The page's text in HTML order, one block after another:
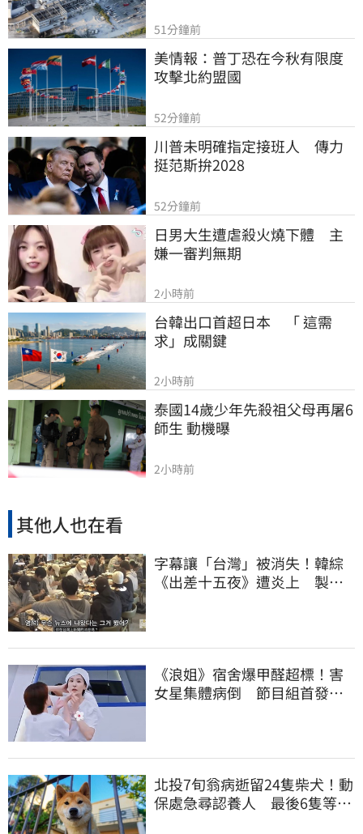
51分鐘前
美情報：普丁恐在今秋有限度
攻擊北約盟國
52分鐘前
川普未明確指定接班人　傳力
挺范斯拚2028
52分鐘前
日男大生遭虐殺火燒下體　主
嫌一審判無期
2小時前
台韓出口首超日本　「 這需
求」成關鍵
2小時前
泰國14歲少年先殺祖父母再屠6
師生 動機曝
2小時前
其他人也在看
字幕讓「台灣」被消失！韓綜
《出差十五夜》遭炎上 製作
《浪姐》宿舍爆甲醛超標！害
女星集體病倒 節目組首發聲
北投7旬翁病逝留24隻柴犬！動
保處急尋認養人 最後6隻等新